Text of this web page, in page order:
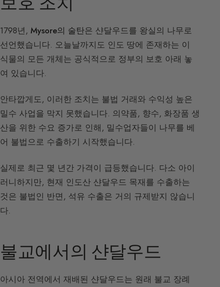
1798년, Mysore의 술탄은 샨달우드를 왕실의 나무로
선언했습니다. 오늘날까지도 인도 땅에 존재하는 이
식물의 모든 개체는 공식적으로 정부의 보호 아래 놓
여 있습니다.
안타깝게도, 이러한 조치는 불법 거래와 수익성 높은
밀수 사업을 막지 못했습니다. 의약품, 향수, 화장품 생
산을 위한 수요 증가로 인해, 밀수업자들이 나무를 베
어 불법으로 수출하기 시작했습니다.
실제로 최근 몇 년간 가격이 급등했습니다. 다소 아이
러니하지만, 현재 인도산 샨달우드 목재를 수출하는
것은 불법인 반면, 석유 수출은 거의 규제받지 않습니
다.
불교에서의 샨달우드
아시아 전역에서 재배된 샨달우드는 원래 불교 장례